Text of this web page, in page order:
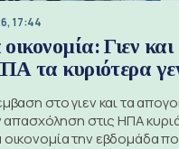
17:44
Γιεν
τα κυριότερα
στο γιεν και τα
απασχόληση στις ΗΠΑ
οικονομία την εβδομάδα